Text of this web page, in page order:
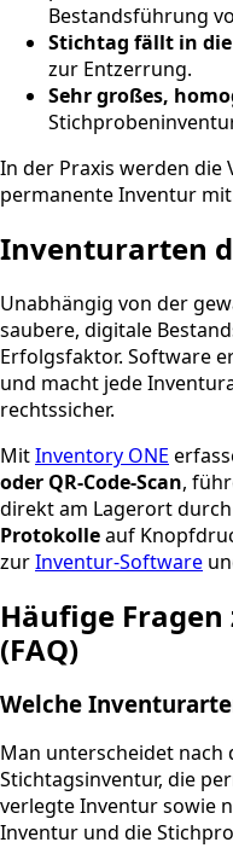
Bestandsführung
Stichtag fällt in
zur Entzerrung.
Sehr großes,
In der Praxis werden
permanente Inventur
Inventurarten
Unabhängig von der
saubere, digitale
Erfolgsfaktor. Software
und macht jede
rechtssicher.
MitInventory ONE
oder QR-Code-Scan,
direkt am Lagerort
Protokolleauf
zurInventur-Software
Häufige
(FAQ)
Welche
Man unterscheidet nach
Stichtagsinventur, die
verlegte Inventur sowie
Inventur und die